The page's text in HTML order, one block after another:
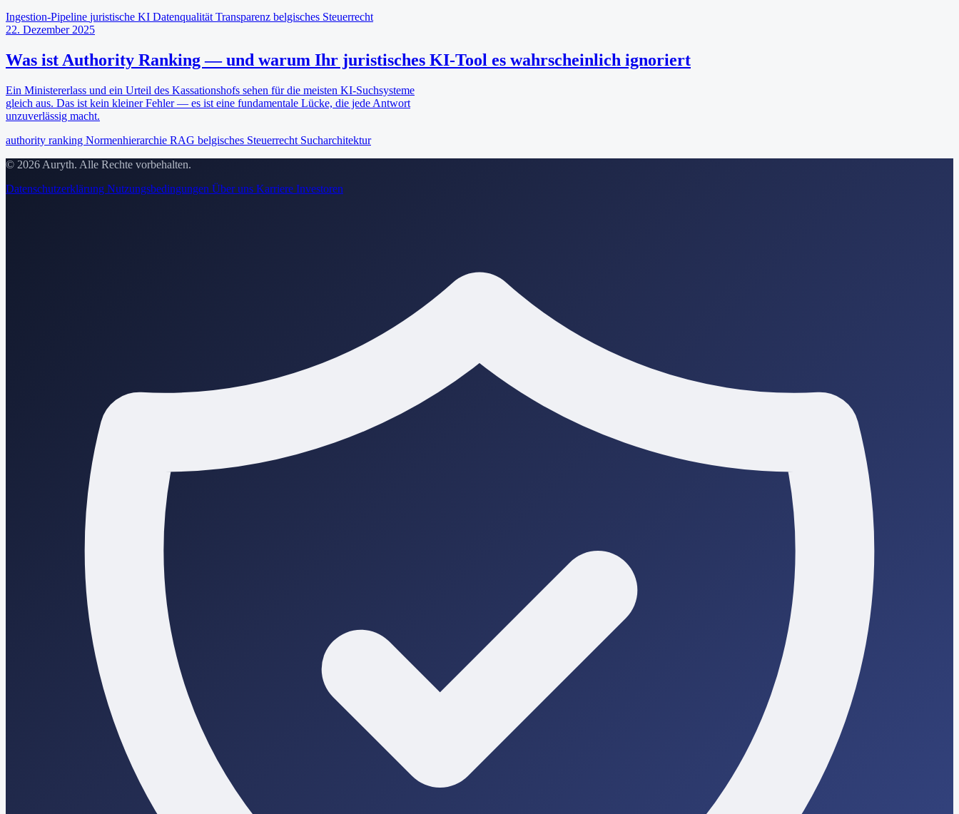
Ingestion-Pipeline juristische KI Datenqualität Transparenz belgisches Steuerrecht
22. Dezember 2025
Was ist Authority Ranking — und warum Ihr juristisches KI-Tool es wahrscheinlich ignoriert
Ein Ministererlass und ein Urteil des Kassationshofs sehen für die meisten KI-Suchsysteme
gleich aus. Das ist kein kleiner Fehler — es ist eine fundamentale Lücke, die jede Antwort
unzuverlässig macht.
authority ranking Normenhierarchie RAG belgisches Steuerrecht Sucharchitektur
© 2026 Auryth. Alle Rechte vorbehalten.
Datenschutzerklärung Nutzungsbedingungen Über uns Karriere Investoren